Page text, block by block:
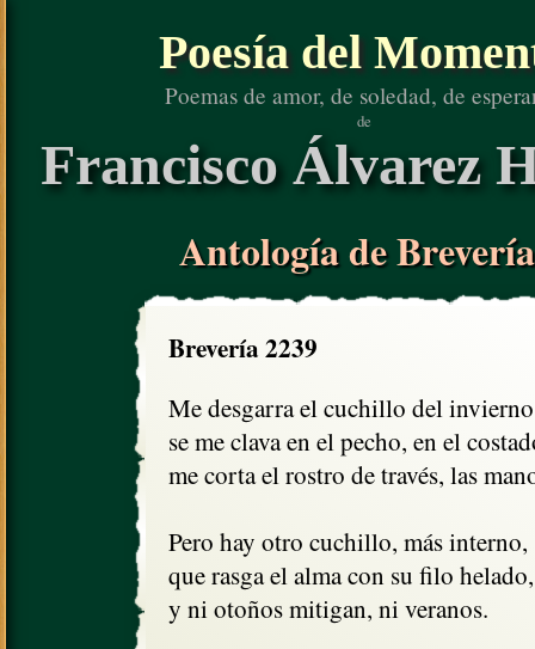
Poesía del
Poemas de amor, de soledad, de
de
Francisco Álvarez
Antología de
Brevería 2239
Me desgarra el cuchillo del
se me clava en el pecho, en el
me corta el rostro de través, las
Pero hay otro cuchillo, más interno,
que rasga el alma con su filo helado,
y ni otoños mitigan, ni veranos.